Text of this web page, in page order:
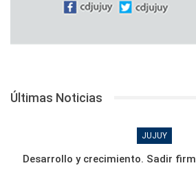
Últimas Noticias
JUJUY
Desarrollo y crecimiento. Sadir